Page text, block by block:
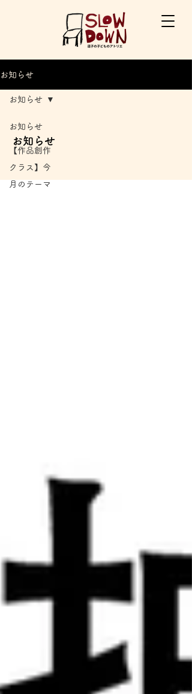
お知らせ
お知らせ
【作品創作
クラス】今
月のテーマ
お知らせ
お知らせ